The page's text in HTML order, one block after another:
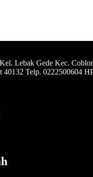
Lebak Gede Kec.
40132 Telp. 0222500604